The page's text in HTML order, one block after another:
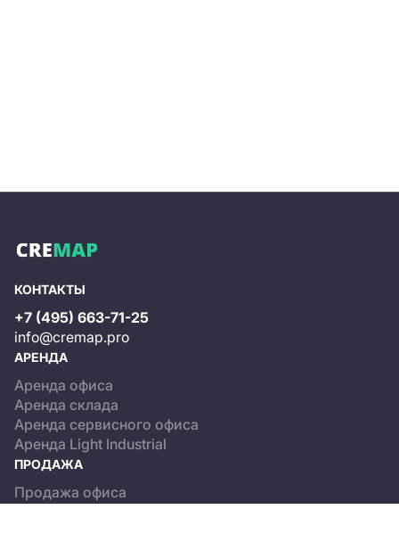
КОНТАКТЫ
+7 (495) 663-71-25
info@cremap.pro
АРЕНДА
Аренда офиса
Аренда склада
Аренда сервисного офиса
Аренда Light Industrial
ПРОДАЖА
Продажа офиса